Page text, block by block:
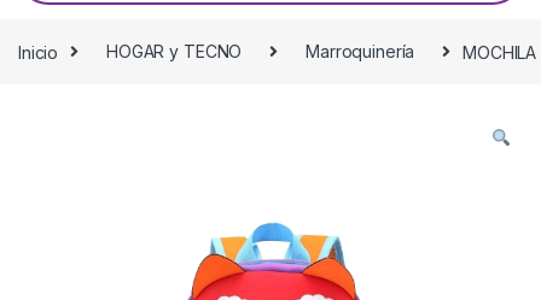
Inicio HOGAR y TECNO Marroquinería